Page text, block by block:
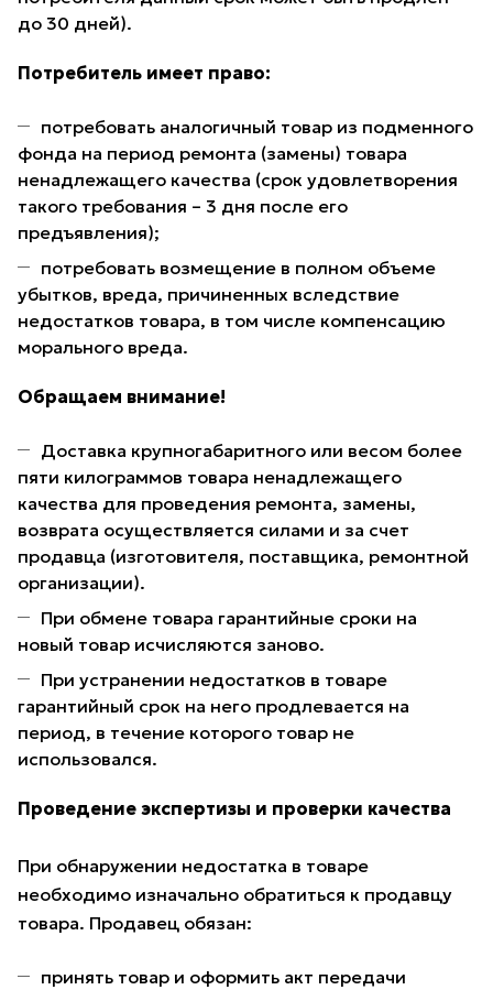
до 30 дней).
Потребитель имеет право:
потребовать аналогичный товар из подменного
фонда на период ремонта (замены) товара
ненадлежащего качества (срок удовлетворения
такого требования – 3 дня после его
предъявления);
потребовать возмещение в полном объеме
убытков, вреда, причиненных вследствие
недостатков товара, в том числе компенсацию
морального вреда.
Обращаем внимание!
Доставка крупногабаритного или весом более
пяти килограммов товара ненадлежащего
качества для проведения ремонта, замены,
возврата осуществляется силами и за счет
продавца (изготовителя, поставщика, ремонтной
организации).
При обмене товара гарантийные сроки на
новый товар исчисляются заново.
При устранении недостатков в товаре
гарантийный срок на него продлевается на
период, в течение которого товар не
использовался.
Проведение экспертизы и проверки качества
При обнаружении недостатка в товаре
необходимо изначально обратиться к продавцу
товара. Продавец обязан:
принять товар и оформить акт передачи